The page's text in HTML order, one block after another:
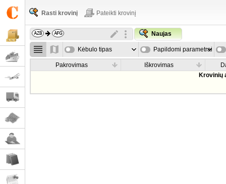
Rasti krovinį Pateikti krovinį
Naujas
Kėbulo tipas Papildomi parametrai
Pakrovimas Iškrovimas
Krovinių